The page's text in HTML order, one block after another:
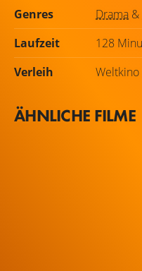
Genres Drama &
Laufzeit
128
Verleih
ÄHNLICHE FILME